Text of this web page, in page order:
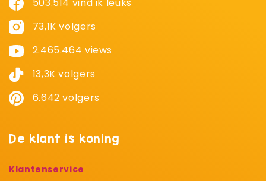
73,1K volgers
2.465.464 views
13,3K volgers
6.642 volgers
De klant is koning
Klantenservice